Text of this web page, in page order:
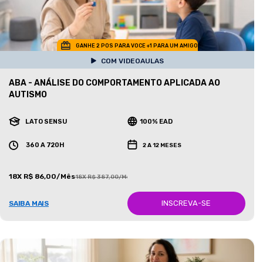
GANHE 2 POS PARA VOCE +1 PARA UM AMIGO
COM VIDEOAULAS
ABA - ANÁLISE DO COMPORTAMENTO APLICADA AO
AUTISMO
LATO SENSU 100% EAD
360 A 720H 2 A 12 MESES
18X R$ 86,00/Mês18X R$ 387,00/Mês
SAIBA MAIS INSCREVA-SE